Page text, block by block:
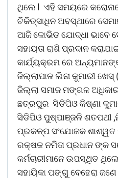
ଥିଲେ l ଏହି ସମୟରେ
ଚିକିତ୍ସାଧିନ ଅବସ୍ଥାରେ
ଆଜି କୋଭିଡ ଯୋଦ୍ଧା ଭାବେ
ସହାୟତା ରାଶି ପ୍ରଦାନ
କାର୍ଯ୍ୟକ୍ରମ ରେ
ଜିଲ୍ଲାପାଳ ଲିନା କୁମାରୀ ଖେସ୍
ଜିଲ୍ଲା ସମାଜ ମଙ୍ଗଳ
ଛତ୍ରପୁର ସିଡିପିଓ କିଷ୍ଣା
ସିଡିପିଓ ପୁଷ୍ପାଞ୍ଜଳି ଶତପଥୀ
ପ୍ରକଳ୍ପ ସଂଯୋଜକ ଶାଶ୍ୱତ
ରକ୍ଷକ ନମିତା ପ୍ରଧାନ ଙ୍କ
କର୍ମଚାରୀମାନେ ଉପସ୍ଥିତ
ସହାୟିକା ପଙ୍ଗୁ ବେହେରା